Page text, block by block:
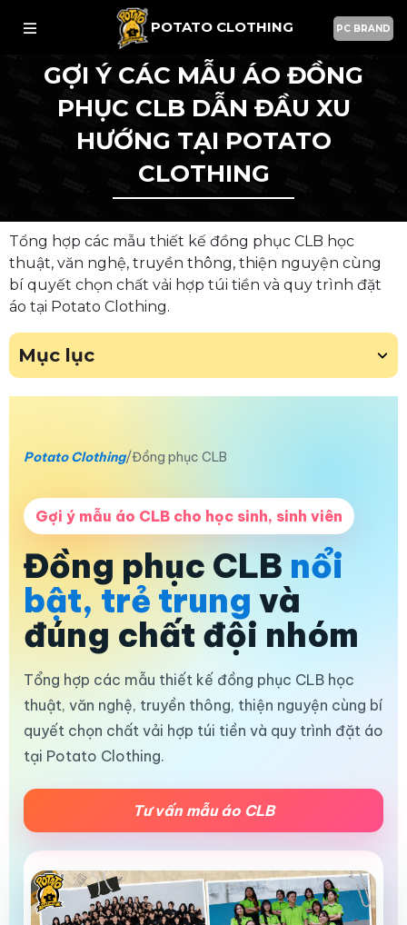
POTATO CLOTHING PC BRAND
GỢI Ý CÁC MẪU ÁO ĐỒNG
PHỤC CLB DẪN ĐẦU XU
HƯỚNG TẠI POTATO
CLOTHING
Tổng hợp các mẫu thiết kế đồng phục CLB học
thuật, văn nghệ, truyền thông, thiện nguyện cùng
bí quyết chọn chất vải hợp túi tiền và quy trình đặt
áo tại Potato Clothing.
Mục lục
Potato Clothing/Đồng phục CLB
Gợi ý mẫu áo CLB cho học sinh, sinh viên
Đồng phục CLB nổi
bật, trẻ trung và
đúng chất đội nhóm
Tổng hợp các mẫu thiết kế đồng phục CLB học
thuật, văn nghệ, truyền thông, thiện nguyện cùng bí
quyết chọn chất vải hợp túi tiền và quy trình đặt áo
tại Potato Clothing.
Tư vấn mẫu áo CLB